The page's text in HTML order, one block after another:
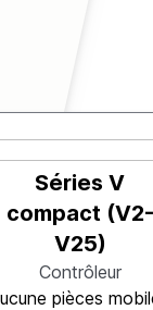
Séries V
compact (V2-
V25)
Contrôleur
pièces